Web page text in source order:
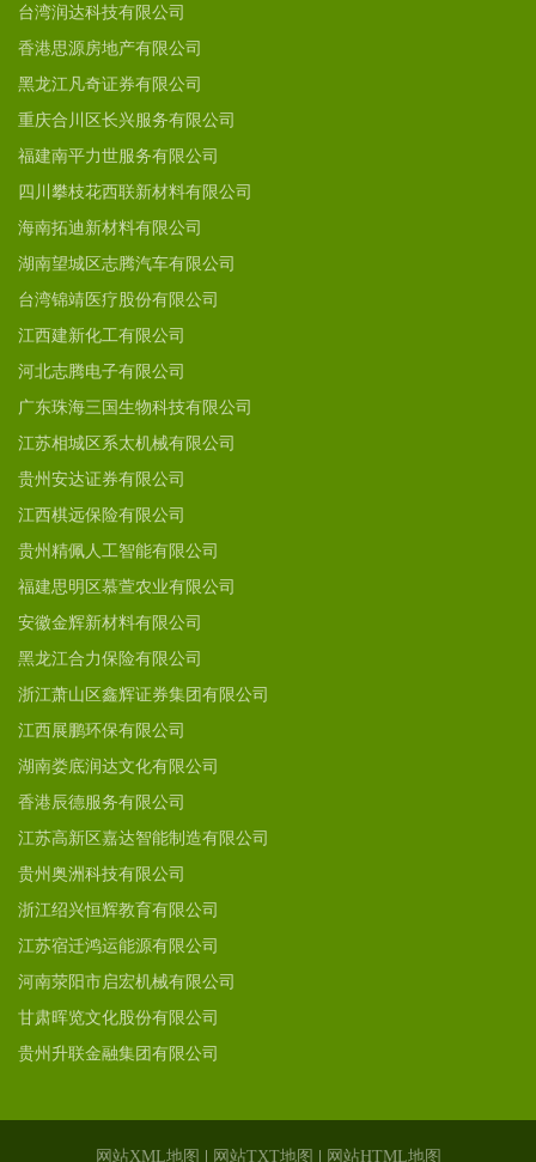
台湾润达科技有限公司
香港思源房地产有限公司
黑龙江凡奇证券有限公司
重庆合川区长兴服务有限公司
福建南平力世服务有限公司
四川攀枝花西联新材料有限公司
海南拓迪新材料有限公司
湖南望城区志腾汽车有限公司
台湾锦靖医疗股份有限公司
江西建新化工有限公司
河北志腾电子有限公司
广东珠海三国生物科技有限公司
江苏相城区系太机械有限公司
贵州安达证券有限公司
江西棋远保险有限公司
贵州精佩人工智能有限公司
福建思明区慕萱农业有限公司
安徽金辉新材料有限公司
黑龙江合力保险有限公司
浙江萧山区鑫辉证券集团有限公司
江西展鹏环保有限公司
湖南娄底润达文化有限公司
香港辰德服务有限公司
江苏高新区嘉达智能制造有限公司
贵州奥洲科技有限公司
浙江绍兴恒辉教育有限公司
江苏宿迁鸿运能源有限公司
河南荥阳市启宏机械有限公司
甘肃晖览文化股份有限公司
贵州升联金融集团有限公司
网站XML地图 网站TXT地图 网站HTML地图